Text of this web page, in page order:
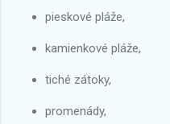
pieskové pláže,
kamienkové pláže,
tiché zátoky,
promenády,